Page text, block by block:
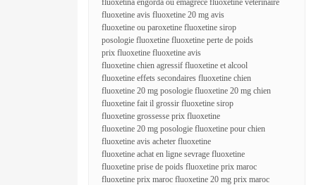
fluoxetina engorda ou emagrece fluoxetine veterinaire
fluoxetine avis fluoxetine 20 mg avis
fluoxetine ou paroxetine fluoxetine sirop
posologie fluoxetine fluoxetine perte de poids
prix fluoxetine fluoxetine avis
fluoxetine chien agressif fluoxetine et alcool
fluoxetine effets secondaires fluoxetine chien
fluoxetine 20 mg posologie fluoxetine 20 mg chien
fluoxetine fait il grossir fluoxetine sirop
fluoxetine grossesse prix fluoxetine
fluoxetine 20 mg posologie fluoxetine pour chien
fluoxetine avis acheter fluoxetine
fluoxetine achat en ligne sevrage fluoxetine
fluoxetine prise de poids fluoxetine prix maroc
fluoxetine prix maroc fluoxetine 20 mg prix maroc